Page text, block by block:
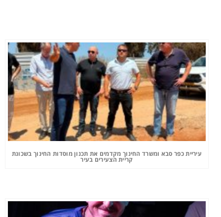
עיריית כפר סבא ומשרד החינוך מקדמים את תכנון מוסדות החינוך בשכונת
קריית הצעירים בעיר